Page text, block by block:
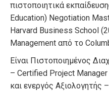
πιστοποιητικά
Education) Negotiation
Harvard Business School
Management από το
Είναι Πιστοποιημένος
– Certified Project
και ενεργός